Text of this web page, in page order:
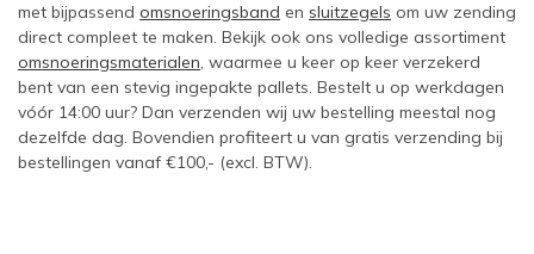
met bijpassend omsnoeringsband en sluitzegels om uw zending
direct compleet te maken. Bekijk ook ons volledige assortiment
omsnoeringsmaterialen, waarmee u keer op keer verzekerd
bent van een stevig ingepakte pallets. Bestelt u op werkdagen
vóór 14:00 uur? Dan verzenden wij uw bestelling meestal nog
dezelfde dag. Bovendien profiteert u van gratis verzending bij
bestellingen vanaf €100,- (excl. BTW).